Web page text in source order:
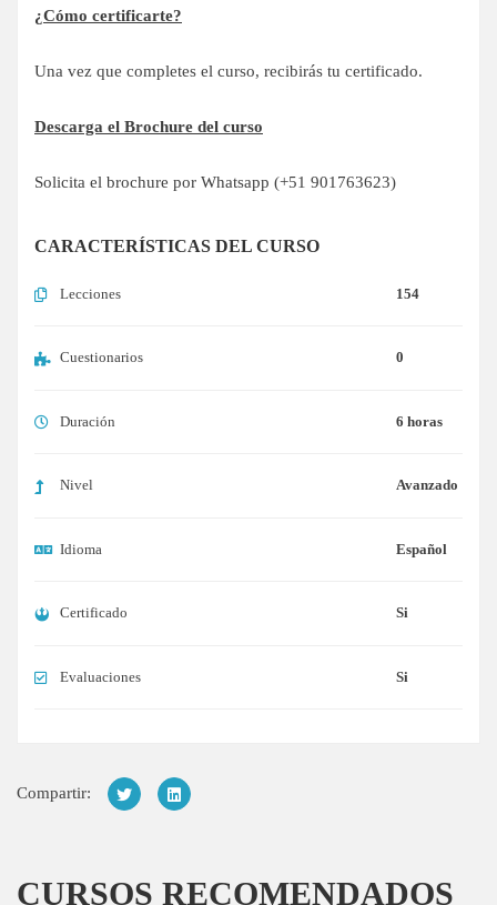
¿Cómo certificarte?
Una vez que completes el curso, recibirás tu certificado.
Descarga el Brochure del curso
Solicita el brochure por Whatsapp (+51 901763623)
CARACTERÍSTICAS DEL CURSO
Lecciones 154
Cuestionarios 0
Duración 6 horas
Nivel Avanzado
Idioma Español
Certificado Si
Evaluaciones Si
Compartir:
CURSOS RECOMENDADOS